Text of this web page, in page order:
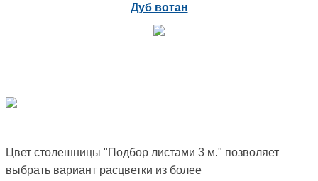
Дуб вотан
Цвет столешницы "Подбор листами 3 м." позволяет
выбрать вариант расцветки из более